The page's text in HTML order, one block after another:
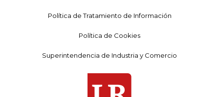
Política de Tratamiento de Información
Política de Cookies
Superintendencia de Industria y Comercio